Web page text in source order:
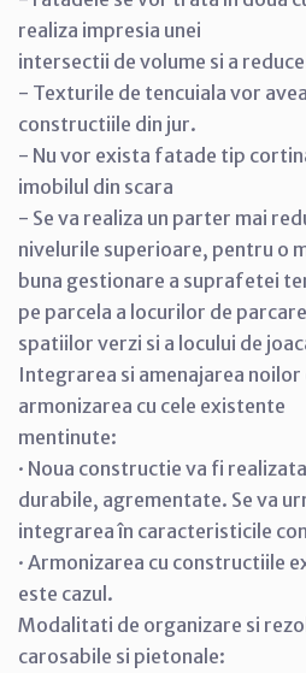
realiza impresia unei
intersectii de volume si a
- Texturile de tencuiala vor
constructiile din jur.
- Nu vor exista fatade tip
imobilul din scara
- Se va realiza un parter mai
nivelurile superioare, pentru o
buna gestionare a suprafetei
pe parcela a locurilor de
spatiilor verzi si a locului de
Integrarea si amenajarea
armonizarea cu cele existente
mentinute:
· Noua constructie va fi
durabile, agrementate. Se va
integrarea în caracteristicile
· Armonizarea cu constructiile
este cazul.
Modalitati de organizare si
carosabile si pietonale: